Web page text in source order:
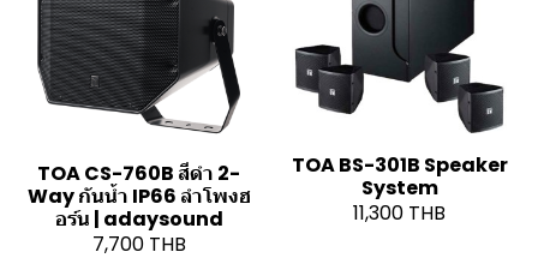
TOA CS-760B สีดำ 2-
Way กันน้ำ IP66 ลำโพงฮ
อร์น | adaysound
7,700 THB
TOA BS-301B Speaker
System
11,300 THB